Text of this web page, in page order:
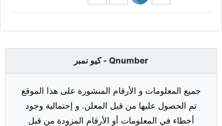
كيو نمبر - Qnumber
جميع المعلومات و الأرقام المنشورة على هذا الموقع
تم الحصول عليها من قبل المعلن. و إحتمالية وجود
أخطاء في المعلومات أو الأرقام المزودة من قبل